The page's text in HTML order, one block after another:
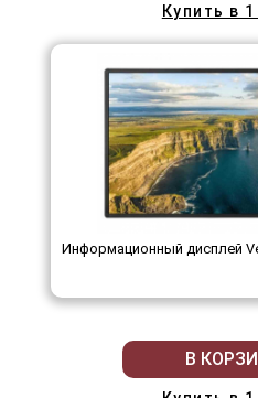
Купить в
Информационный дисплей
В